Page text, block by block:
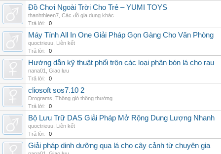
Đồ Chơi Ngoài Trời Cho Trẻ – YUMI TOYS
thanhthieen7 Các đồ gia dụng khác
Trả lời:
0
Máy Tính All In One Giải Pháp Gọn Gàng Cho Văn Phòng
quoctrieuu Liên kết
Trả lời:
0
Hướng dẫn kỹ thuật phối trộn các loại phân bón lá cho rau
nana01
Giao lưu
Trả lời:
0
cliosoft sos7.10 2
Drograms Thông gió thông thường
Trả lời:
0
Bộ Lưu Trữ DAS Giải Pháp Mở Rộng Dung Lượng Nhanh
quoctrieuu Liên kết
Trả lời:
0
Giải pháp dinh dưỡng qua lá cho cây cảnh từ chuyên gia